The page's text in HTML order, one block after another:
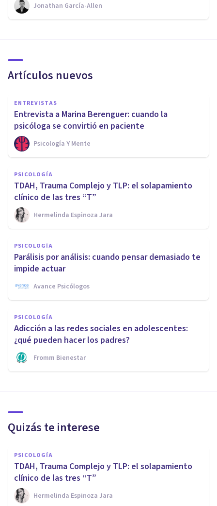
Jonathan García-Allen
Artículos nuevos
ENTREVISTAS
Entrevista a Marina Berenguer: cuando la
psicóloga se convirtió en paciente
Psicología Y Mente
PSICOLOGÍA
TDAH, Trauma Complejo y TLP: el solapamiento
clínico de las tres “T”
Hermelinda Espinoza Jara
PSICOLOGÍA
Parálisis por análisis: cuando pensar demasiado te
impide actuar
Avance Psicólogos
PSICOLOGÍA
Adicción a las redes sociales en adolescentes:
¿qué pueden hacer los padres?
Fromm Bienestar
Quizás te interese
PSICOLOGÍA
TDAH, Trauma Complejo y TLP: el solapamiento
clínico de las tres “T”
Hermelinda Espinoza Jara